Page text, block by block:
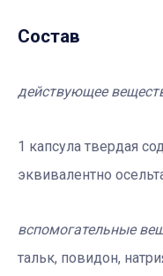
Состав
действующее
1 капсула твердая
эквивалентно
вспомогательные
тальк, повидон,